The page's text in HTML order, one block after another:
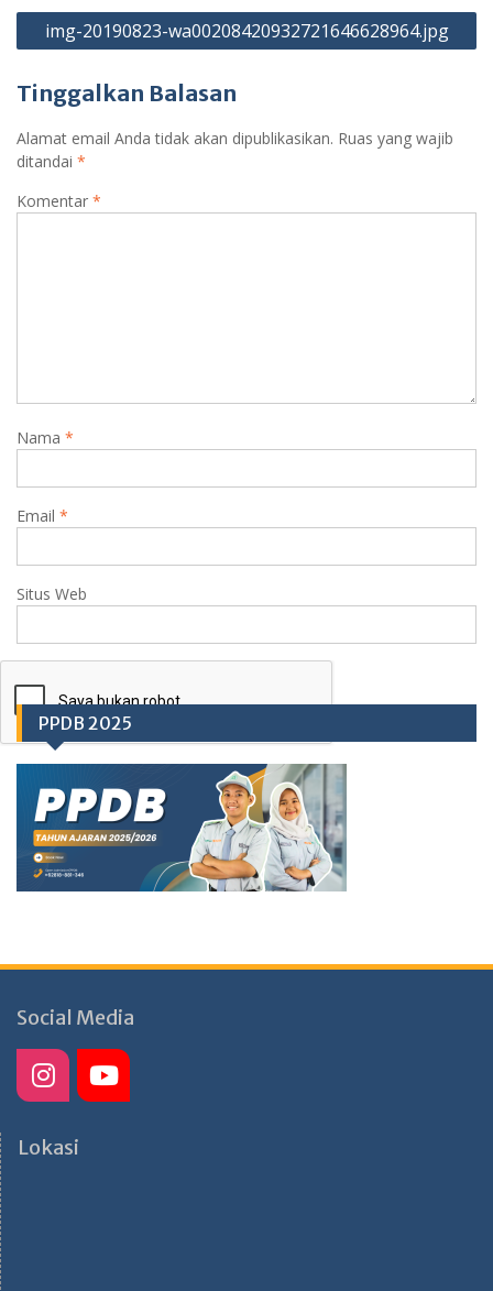
Navigasi
pos
img-20190823-wa00208420932721646628964.jpg
Tinggalkan Balasan
Alamat email Anda tidak akan dipublikasikan. Ruas yang wajib
ditandai *
Komentar *
Nama *
Email *
Situs Web
PPDB 2025
Social Media
Lokasi